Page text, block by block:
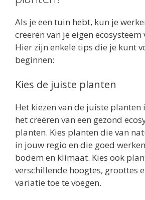
Als je een tuin hebt, kun je
creëren van je eigen
Hier zijn enkele tips die je kunt
beginnen:
Kies de juiste planten
Het kiezen van de juiste planten
het creëren van een gezond
planten. Kies planten die van
in jouw regio en die goed
bodem en klimaat. Kies ook
verschillende hoogtes, groottes
variatie toe te voegen.